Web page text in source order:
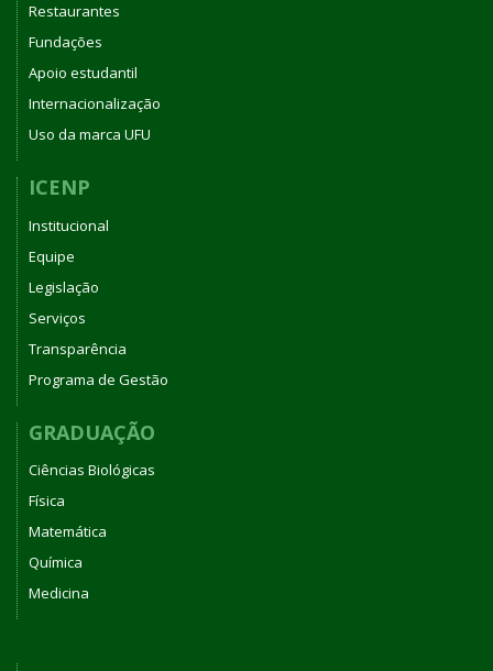
Restaurantes
Fundações
Apoio estudantil
Internacionalização
Uso da marca UFU
ICENP
Institucional
Equipe
Legislação
Serviços
Transparência
Programa de Gestão
GRADUAÇÃO
Ciências Biológicas
Física
Matemática
Química
Medicina